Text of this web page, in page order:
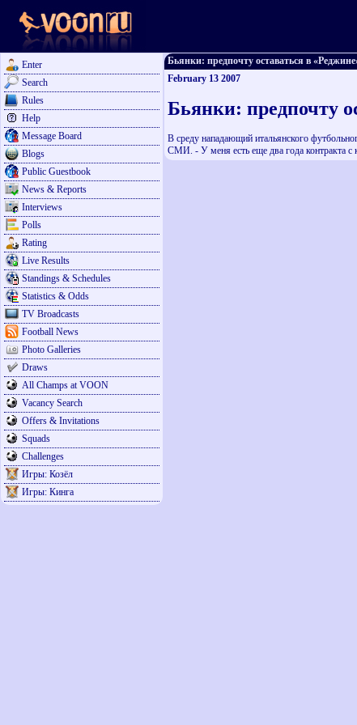
Enter
Search
Rules
Help
Message Board
Blogs
Public Guestbook
News & Reports
Interviews
Polls
Rating
Live Results
Standings & Schedules
Statistics & Odds
TV Broadcasts
Football News
Photo Galleries
Draws
All Champs at VOON
Vacancy Search
Offers & Invitations
Squads
Challenges
Игры: Козёл
Игры: Кинга
Бьянки: предпочту оставаться в
February 13 2007
Бьянки: предпочту
В среду нападающий итальянского
СМИ. - У меня есть еще два года контракта с